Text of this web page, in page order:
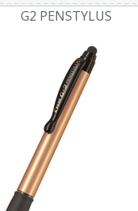
G2 PENSTYLUS